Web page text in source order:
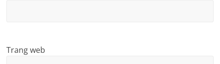
Trang web